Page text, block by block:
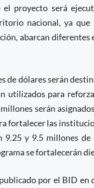
el proyecto será
nacional, ya
abarcan
dólares serán
utilizados para
serán
fortalecer las
y 9.5 millones
se fortalecerán
por el BID en